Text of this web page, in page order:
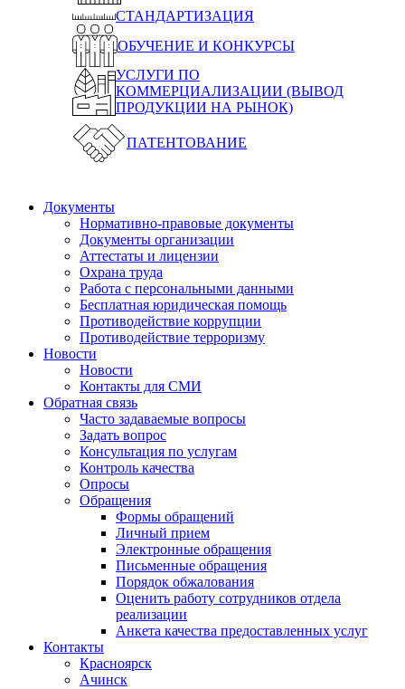
СТАНДАРТИЗАЦИЯ
ОБУЧЕНИЕ И КОНКУРСЫ
УСЛУГИ ПО
КОММЕРЦИАЛИЗАЦИИ (ВЫВОД
ПРОДУКЦИИ НА РЫНОК)
ПАТЕНТОВАНИЕ
Документы
Нормативно-правовые документы
Документы организации
Аттестаты и лицензии
Охрана труда
Работа с персональными данными
Бесплатная юридическая помощь
Противодействие коррупции
Противодействие терроризму
Новости
Новости
Контакты для СМИ
Обратная связь
Часто задаваемые вопросы
Задать вопрос
Консультация по услугам
Контроль качества
Опросы
Обращения
Формы обращений
Личный прием
Электронные обращения
Письменные обращения
Порядок обжалования
Оценить работу сотрудников отдела
реализации
Анкета качества предоставленных услуг
Контакты
Красноярск
Ачинск